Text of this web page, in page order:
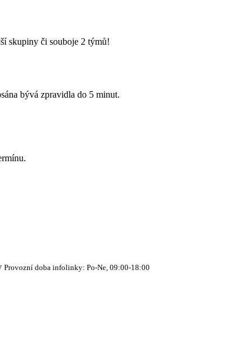
skupiny či souboje 2 týmů!
bývá zpravidla do 5 minut.
Provozní doba infolinky: Po-Ne, 09:00-18:00